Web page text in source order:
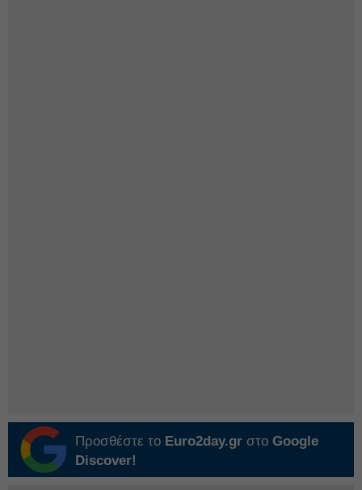
Προσθέστε το Euro2day.gr στο Google
Discover!